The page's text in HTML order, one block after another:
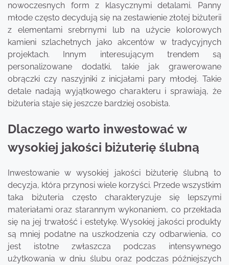
nowoczesnych form z klasycznymi detalami. Panny
młode często decydują się na zestawienie złotej biżuterii
z elementami srebrnymi lub na użycie kolorowych
kamieni szlachetnych jako akcentów w tradycyjnych
projektach. Innym interesującym trendem są
personalizowane dodatki, takie jak grawerowane
obrączki czy naszyjniki z inicjałami pary młodej. Takie
detale nadają wyjątkowego charakteru i sprawiają, że
biżuteria staje się jeszcze bardziej osobista.
Dlaczego warto inwestować w
wysokiej jakości biżuterię ślubną
Inwestowanie w wysokiej jakości biżuterię ślubną to
decyzja, która przynosi wiele korzyści. Przede wszystkim
taka biżuteria często charakteryzuje się lepszymi
materiałami oraz starannym wykonaniem, co przekłada
się na jej trwałość i estetykę. Wysokiej jakości produkty
są mniej podatne na uszkodzenia czy odbarwienia, co
jest istotne zwłaszcza podczas intensywnego
użytkowania w dniu ślubu oraz podczas późniejszych